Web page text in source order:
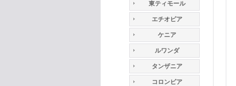
東ティモール
エチオピア
ケニア
ルワンダ
タンザニア
コロンビア